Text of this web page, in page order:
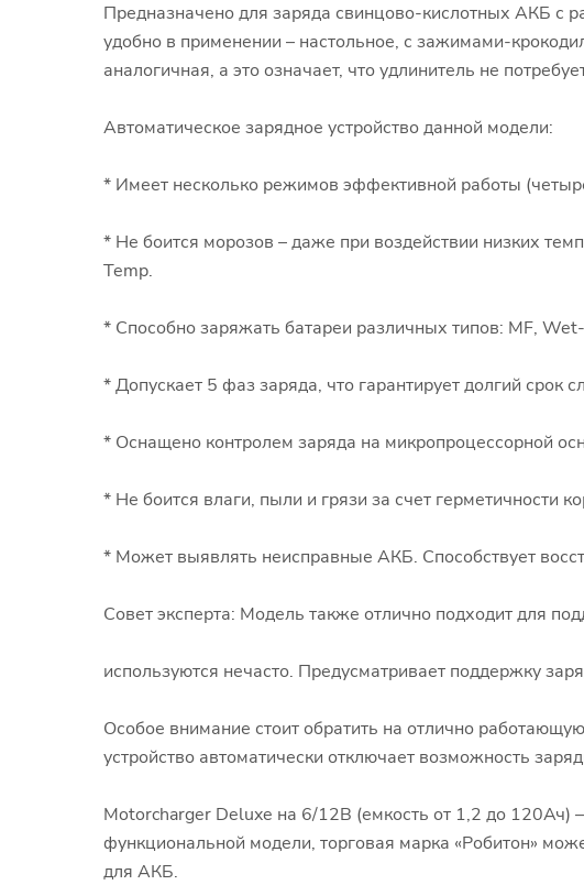
Предназначено для заряда свинцово-кислотных АКБ с
удобно в применении – настольное, с зажимами-
аналогичная, а это означает, что удлинитель не
Автоматическое зарядное устройство данной модели:
* Имеет несколько режимов эффективной работы
* Не боится морозов – даже при воздействии низких
Temp.
* Способно заряжать батареи различных типов: MF,
* Допускает 5 фаз заряда, что гарантирует долгий
* Оснащено контролем заряда на микропроцессорной
* Не боится влаги, пыли и грязи за счет герметичности
* Может выявлять неисправные АКБ. Способствует
Совет эксперта: Модель также отлично подходит для
используются нечасто. Предусматривает поддержку
Особое внимание стоит обратить на отлично
устройство автоматически отключает возможность
Motorcharger Deluxe на 6/12В (емкость от 1,2 до 120Ач)
функциональной модели, торговая марка «Робитон»
для АКБ.